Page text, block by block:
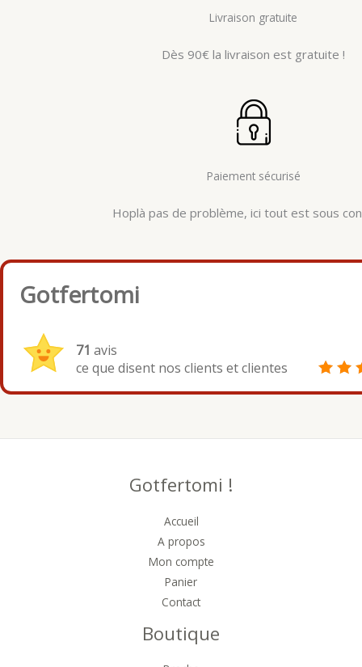
Livraison gratuite
Dès 90€ la livraison est gratuite !
Paiement sécurisé
Hoplà pas de problème, ici tout est sous
Gotfertomi
71 avis
ce que disent nos clients et clientes
Gotfertomi !
Accueil
A propos
Mon compte
Panier
Contact
Boutique